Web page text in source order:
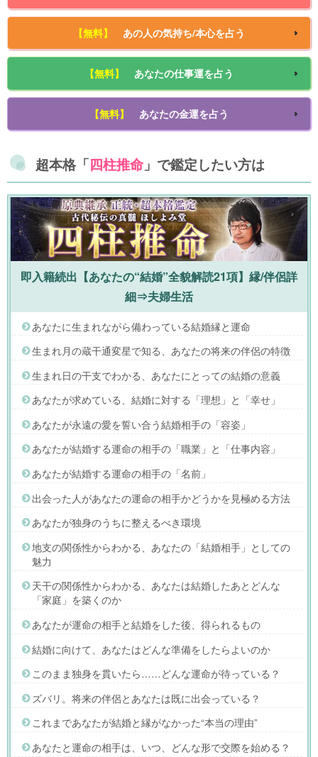
【無料】 あの人の気持ち/本心を占う
【無料】 あなたの仕事運を占う
【無料】 あなたの金運を占う
超本格「四柱推命」で鑑定したい方は
即入籍続出【あなたの“結婚”全貌解読21項】縁/伴侶詳
細⇒夫婦生活
あなたに生まれながら備わっている結婚縁と運命
生まれ月の蔵干通変星で知る、あなたの将来の伴侶の特徴
生まれ日の干支でわかる、あなたにとっての結婚の意義
あなたが求めている、結婚に対する「理想」と「幸せ」
あなたが永遠の愛を誓い合う結婚相手の「容姿」
あなたが結婚する運命の相手の「職業」と「仕事内容」
あなたが結婚する運命の相手の「名前」
出会った人があなたの運命の相手かどうかを見極める方法
あなたが独身のうちに整えるべき環境
地支の関係性からわかる、あなたの「結婚相手」としての
魅力
天干の関係性からわかる、あなたは結婚したあとどんな
「家庭」を築くのか
あなたが運命の相手と結婚をした後、得られるもの
結婚に向けて、あなたはどんな準備をしたらよいのか
このまま独身を貫いたら……どんな運命が待っている？
ズバリ。将来の伴侶とあなたは既に出会っている？
これまであなたが結婚と縁がなかった“本当の理由”
あなたと運命の相手は、いつ、どんな形で交際を始める？